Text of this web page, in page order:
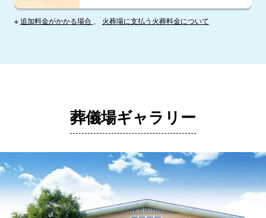
※追加料金がかかる場合 火葬場に支払う火葬料金について
葬儀場ギャラリー